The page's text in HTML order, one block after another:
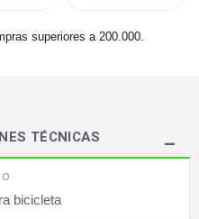
superiores a 200.000.
TÉCNICAS
bicicleta